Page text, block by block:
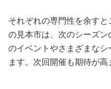
それぞれの専門性を余す
の見本市は、次のシーズ
のイベントやさまざまな
ます。次回開催も期待が高